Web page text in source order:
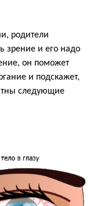
родители
зрение и его надо
он поможет
и подскажет,
следующие